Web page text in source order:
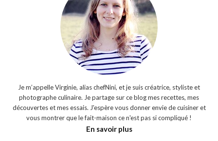
Je m’appelle Virginie, alias chefNini, et je suis créatrice, styliste et
photographe culinaire. Je partage sur ce blog mes recettes, mes
découvertes et mes essais. J'espère vous donner envie de cuisiner et
vous montrer que le fait-maison ce n'est pas si compliqué !
En savoir plus